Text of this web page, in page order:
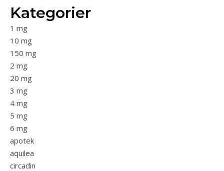
Kategorier
1 mg
10 mg
150 mg
2 mg
20 mg
3 mg
4 mg
5 mg
6 mg
apotek
aquilea
circadin